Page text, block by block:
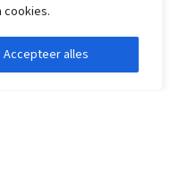
cookies.
Accepteer alles